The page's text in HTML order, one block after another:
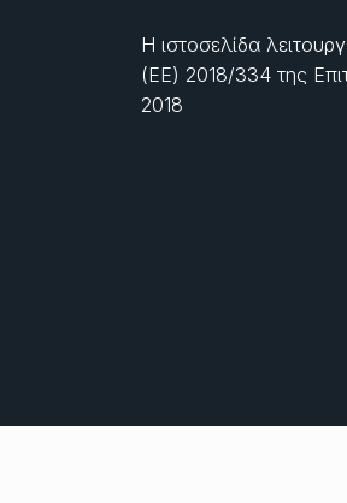
Η ιστοσελίδα
(ΕΕ) 2018/334 της
2018